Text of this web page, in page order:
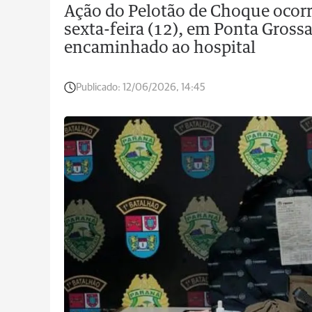
Ação do Pelotão de Choque
sexta-feira (12), em Ponta
encaminhado ao hospital
Publicado: 12/06/2026, 14:45